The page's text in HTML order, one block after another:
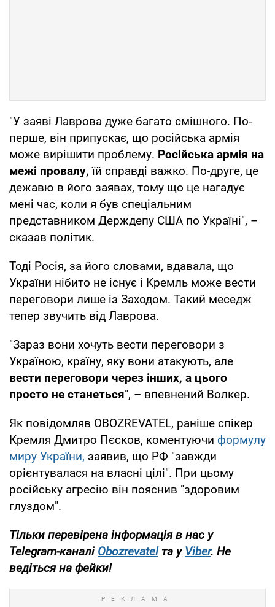
"У заяві Лаврова дуже багато смішного. По-
перше, він припускає, що російська армія
може вирішити проблему. Російська армія на
межі провалу, їй справді важко. По-друге, це
дежавю в його заявах, тому що це нагадує
мені час, коли я був спеціальним
представником Держдепу США по Україні", –
сказав політик.
Тоді Росія, за його словами, вдавала, що
України нібито не існує і Кремль може вести
переговори лише із Заходом. Такий меседж
тепер звучить від Лаврова.
"Зараз вони хочуть вести переговори з
Україною, країну, яку вони атакують, але
вести переговори через інших, а цього
просто не станеться", – впевнений Волкер.
Як повідомляв OBOZREVATEL, раніше спікер
Кремля Дмитро Пєсков, коментуючи формулу
миру України, заявив, що РФ "завжди
орієнтувалася на власні цілі". При цьому
російську агресію він пояснив "здоровим
глуздом".
Тільки перевірена інформація в нас у
Telegram-каналі Obozrevatel та у Viber. Не
ведіться на фейки!